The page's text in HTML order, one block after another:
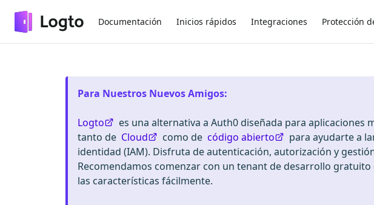
Documentación Inicios rápidos Integraciones Protección
Para Nuestros Nuevos Amigos:
Logto
es una alternativa a Auth0 diseñada para aplicaciones
tanto de Cloud como de código abierto
para ayudarte a
identidad (IAM). Disfruta de autenticación, autorización y
Recomendamos comenzar con un tenant de desarrollo gratuito
las características fácilmente.